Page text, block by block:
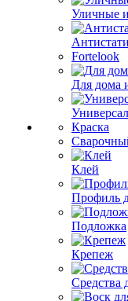
Уличные
Fortelook
Для дома
Краска
Клей
Профиль
Подложка
Крепеж
Средства